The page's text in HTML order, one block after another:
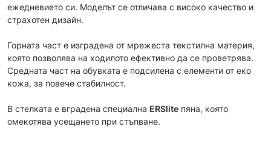
ежедневието си. Моделът се отличава с високо качество и
страхотен дизайн.
Горната част е изградена от мрежеста текстилна материя,
която позволява на ходилото ефективно да се проветрява.
Средната част на обувката е подсилена с елементи от еко
кожа, за повече стабилност.
В стелката е вградена специална ERSlite пяна, която
омекотява усещането при стъпване.